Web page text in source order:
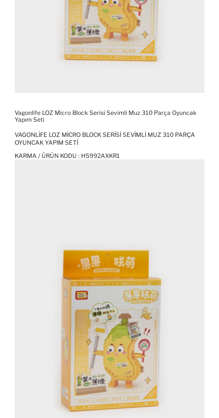
Vagonlife LOZ Micro Block Serisi Sevimli Muz 310 Parça Oyuncak
Yapım Seti
VAGONLIFE LOZ MICRO BLOCK SERISI SEVIMLI MUZ 310 PARÇA
OYUNCAK YAPIM SETI
KARMA / ÜRÜN KODU : H5992AXKR1